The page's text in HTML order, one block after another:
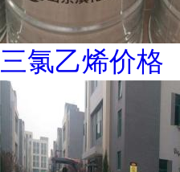
三氯乙烯价格